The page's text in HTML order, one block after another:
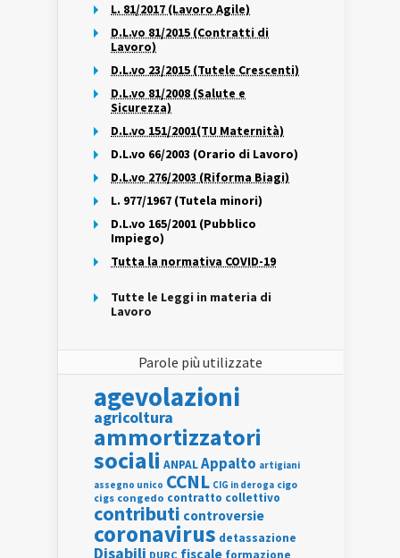
L. 81/2017 (Lavoro Agile)
D.L.vo 81/2015 (Contratti di
Lavoro)
D.L.vo 23/2015 (Tutele Crescenti)
D.L.vo 81/2008 (Salute e
Sicurezza)
D.L.vo 151/2001(TU Maternità)
D.L.vo 66/2003 (Orario di Lavoro)
D.L.vo 276/2003 (Riforma Biagi)
L. 977/1967 (Tutela minori)
D.L.vo 165/2001 (Pubblico
Impiego)
Tutta la normativa COVID-19
Tutte le Leggi in materia di
Lavoro
Parole più utilizzate
agevolazioni
agricoltura
ammortizzatori
sociali ANPALAppalto artigiani
assegno unico CCNL CIG in deroga cigo
cigs congedo contratto collettivo
contributi controversie
coronavirus detassazione
Disabili DURC fiscale formazione